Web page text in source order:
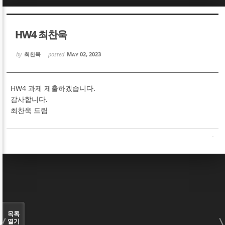
HW4 최찬욱
by 최찬욱 posted May 02, 2023
HW4 과제 제출하겠습니다.
감사합니다.
최찬욱 드림
목록
열기
Sketchbook5, 스케치북5
Sketchbook5, 스케치북5
Sketchbook5, 스케치북5
Sketchbook5, 스케치북5